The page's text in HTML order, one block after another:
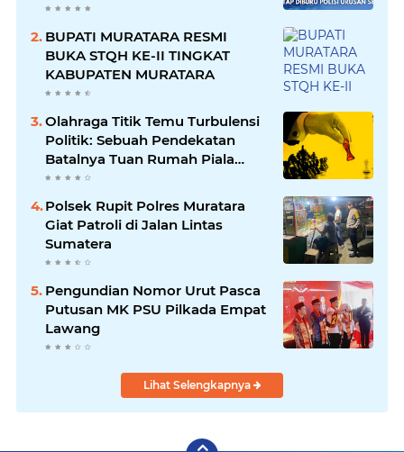
BUPATI MURATARA RESMI
BUKA STQH KE-II TINGKAT
KABUPATEN MURATARA
Olahraga Titik Temu Turbulensi
Politik: Sebuah Pendekatan
Batalnya Tuan Rumah Piala
Dunia U-20
Polsek Rupit Polres Muratara
Giat Patroli di Jalan Lintas
Sumatera
Pengundian Nomor Urut Pasca
Putusan MK PSU Pilkada Empat
Lawang
Lihat Selengkapnya